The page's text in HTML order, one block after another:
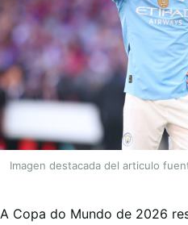
Imagen destacada del articulo
A Copa do Mundo de 2026